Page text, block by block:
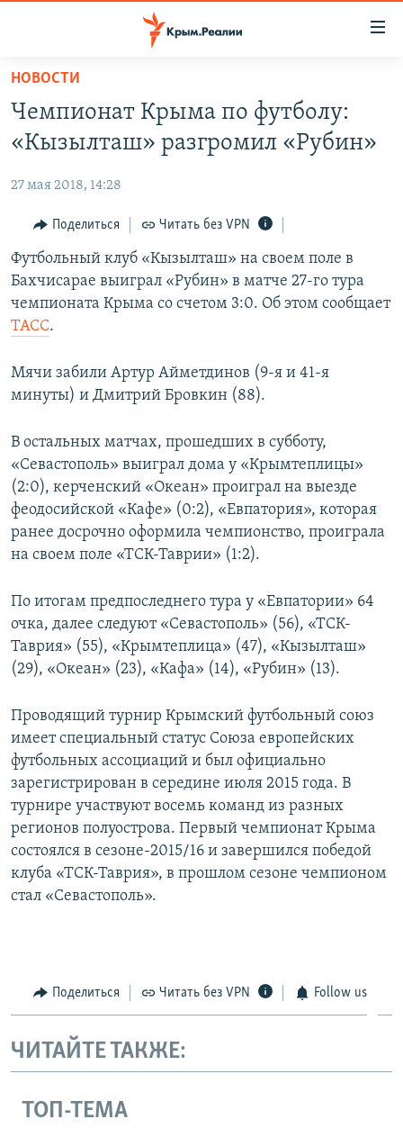
Вернуться
основному
содержанию
навигации
Вернутся
поиску
КАРТА ВОЕННЫХ ОБЪЕКТОВ КРЫМА
11 ЛЕТ ОККУПАЦИИ КРЫМА. 11 ИСТОРИЙ СОПРОТИВЛЕНИЯ
ИСТОРИЯ
ЕЩЕ
ИНТЕРАКТИВ
ИНФОГРАФИКА
ТЕЛЕПРОЕКТ КРЫМ.РЕАЛИИ
ПРОПАВШИЕ БЕЗ ВЕСТИ
ELIFBE
УКРАИНСКАЯ ПРОБЛЕМА КРЫМА
РАДІО СВОБОДА
КАК ОБОЙТИ БЛОКИРОВКУ
Українською
Qırımtatar
Все сайты RFE/RL
НОВОСТИ
Чемпионат Крыма по футболу:
«Кызылташ» разгромил «Рубин»
27 мая 2018, 14:28
Поделиться Читать без VPN
Футбольный клуб «Кызылташ» на своем поле в
Бахчисарае выиграл «Рубин» в матче 27-го тура
чемпионата Крыма со счетом 3:0. Об этом сообщает
ТАСС.
Мячи забили Артур Айметдинов (9-я и 41-я
минуты) и Дмитрий Бровкин (88).
В остальных матчах, прошедших в субботу,
«Севастополь» выиграл дома у «Крымтеплицы»
(2:0), керченский «Океан» проиграл на выезде
феодосийской «Кафе» (0:2), «Евпатория», которая
ранее досрочно оформила чемпионство, проиграла
на своем поле «ТСК-Таврии» (1:2).
По итогам предпоследнего тура у «Евпатории» 64
очка, далее следуют «Севастополь» (56), «ТСК-
Таврия» (55), «Крымтеплица» (47), «Кызылташ»
(29), «Океан» (23), «Кафа» (14), «Рубин» (13).
Проводящий турнир Крымский футбольный союз
имеет специальный статус Союза европейских
футбольных ассоциаций и был официально
зарегистрирован в середине июля 2015 года. В
турнире участвуют восемь команд из разных
регионов полуострова. Первый чемпионат Крыма
состоялся в сезоне-2015/16 и завершился победой
клуба «ТСК-Таврия», в прошлом сезоне чемпионом
стал «Севастополь».
Поделиться Читать без VPN Follow us
ЧИТАЙТЕ ТАКЖЕ:
ТОП-ТЕМА